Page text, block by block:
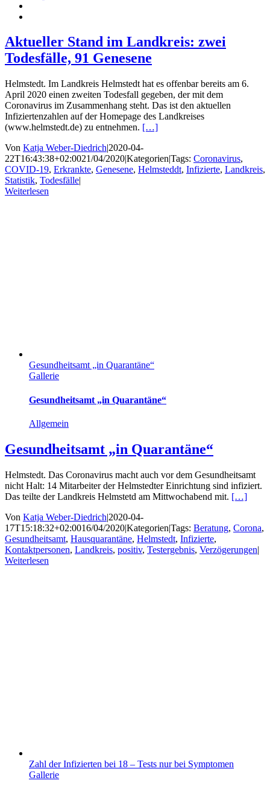
Aktueller Stand im Landkreis: zwei
Todesfälle, 91 Genesene
Helmstedt. Im Landkreis Helmstedt hat es offenbar bereits am 6.
April 2020 einen zweiten Todesfall gegeben, der mit dem
Coronavirus im Zusammenhang steht. Das ist den aktuellen
Infiziertenzahlen auf der Homepage des Landkreises
(www.helmstedt.de) zu entnehmen. […]
Von Katja Weber-Diedrich|2020-04-
22T16:43:38+02:0021/04/2020|Kategorien|Tags: Coronavirus,
COVID-19, Erkrankte, Genesene, Helmsteddt, Infizierte, Landkreis,
Statistik, Todesfälle|
Weiterlesen
Gesundheitsamt „in Quarantäne“
Gallerie
Gesundheitsamt „in Quarantäne“
Allgemein
Gesundheitsamt „in Quarantäne“
Helmstedt. Das Coronavirus macht auch vor dem Gesundheitsamt
nicht Halt: 14 Mitarbeiter der Helmstedter Einrichtung sind infiziert.
Das teilte der Landkreis Helmstetd am Mittwochabend mit. […]
Von Katja Weber-Diedrich|2020-04-
17T15:18:32+02:0016/04/2020|Kategorien|Tags: Beratung, Corona,
Gesundheitsamt, Hausquarantäne, Helmstedt, Infizierte,
Kontaktpersonen, Landkreis, positiv, Testergebnis, Verzögerungen|
Weiterlesen
Zahl der Infizierten bei 18 – Tests nur bei Symptomen
Gallerie